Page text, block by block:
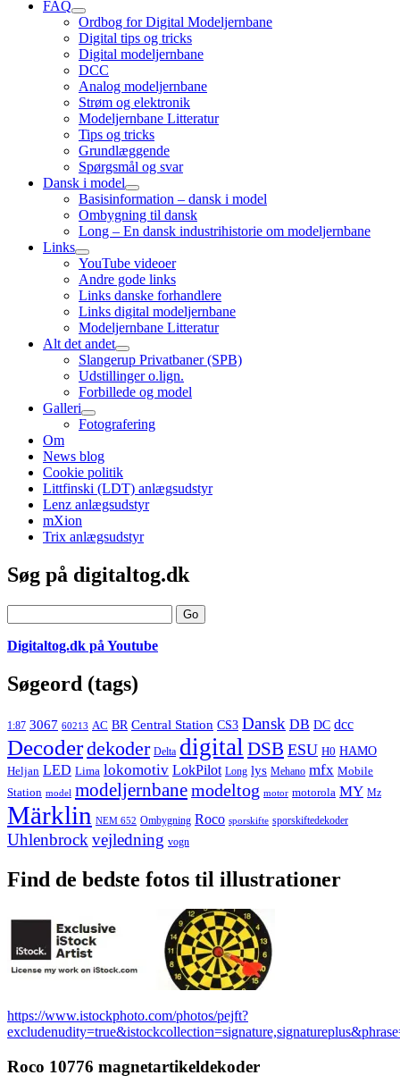
FAQ
open
child
menu
Ordbog for Digital Modeljernbane
Digital tips og tricks
Digital modeljernbane
DCC
Analog modeljernbane
Strøm og elektronik
Modeljernbane Litteratur
Tips og tricks
Grundlæggende
Spørgsmål og svar
Dansk i model
open
child
menu
Basisinformation – dansk i model
Ombygning til dansk
Long – En dansk industrihistorie om modeljernbane
Links
open
child
menu
YouTube videoer
Andre gode links
Links danske forhandlere
Links digital modeljernbane
Modeljernbane Litteratur
Alt det andet
open
child
menu
Slangerup Privatbaner (SPB)
Udstillinger o.lign.
Forbillede og model
Galleri
open
child
Fotografering
Om
News blog
Cookie politik
Littfinski (LDT) anlægsudstyr
Lenz anlægsudstyr
mXion
Trix anlægsudstyr
Sidebar
Søg på digitaltog.dk
Digitaltog.dk på Youtube
Søgeord (tags)
1:87 3067 60213 AC BR Central Station CS3 Dansk DB DC dcc
Decoderdekoder Delta digital DSB ESU H0 HAMO
Heljan LED Lima lokomotiv LokPilot Long lys Mehano mfx Mobile
Station model modeljernbanemodeltog motor motorola MY Mz
Märklin NEM 652 Ombygning Roco sporskifte sporskiftedekoder
Uhlenbrock vejledning vogn
Find de bedste fotos til illustrationer
https://www.istockphoto.com/photos/pejft?
Roco 10776 magnetartikeldekoder